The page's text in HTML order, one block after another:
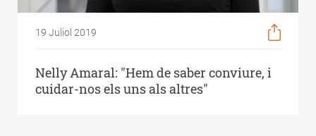
19 Juliol 2019
Nelly Amaral: "Hem de saber conviure, i
cuidar-nos els uns als altres"